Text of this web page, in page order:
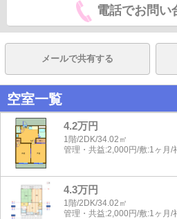
電話でお問い
メールで共有する
空室一覧
4.2万円
1階/2DK/34.02㎡
管理・共益:2,000円/敷:1ヶ月/
4.3万円
1階/2DK/34.02㎡
管理・共益:2,000円/敷:1ヶ月/